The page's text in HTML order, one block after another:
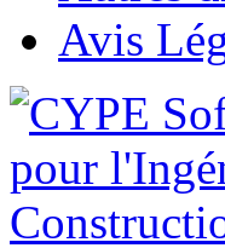
Avis